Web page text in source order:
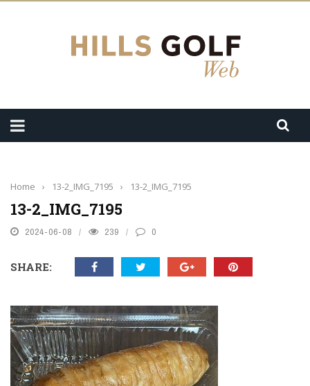
Home › 13-2_IMG_7195 › 13-2_IMG_7195
13-2_IMG_7195
2024-06-08 239 0
SHARE: